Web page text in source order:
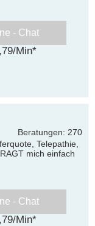
- Chat
Min*
Beratungen: 270
Telepathie,
mich einfach
- Chat
Min*